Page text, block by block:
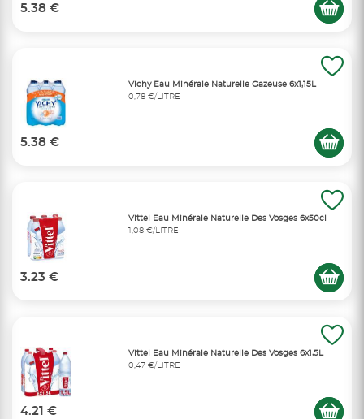
5.38 €
Vichy Eau Minérale Naturelle Gazeuse 6x1,15L
0,78 €/LITRE
5.38 €
Vittel Eau Minérale Naturelle Des Vosges 6x50cl
1,08 €/LITRE
3.23 €
Vittel Eau Minérale Naturelle Des Vosges 6x1,5L
0,47 €/LITRE
4.21 €